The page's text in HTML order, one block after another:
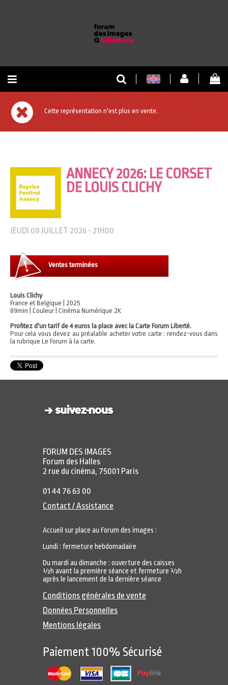
RETOUR À L'ACCUEIL
RETOUR AU SITE
Cette représentation n'est plus en vente.
ANNECY 2026: LE CORSET
DE LOUIS CLICHY
JEUDI 09 JUILLET 2026 - 21H00
Ventes terminées
Louis Clichy
France et Belgique | 2025
89min | Couleur | Cinéma Numérique 2K
Profitez d'un tarif de 4 euros la place avec la Carte Forum Liberté.
Pour cela vous devez au préalable acheter votre carte : rendez-vous dans
la rubrique Le Forum à la carte.
FORUM DES IMAGES
Forum des Halles
2 rue du cinéma, 75001 Paris
01 44 76 63 00
Contact / Assistance
Accueil sur place au Forum des images :
Lundi : fermeture hebdomadaire
Du mardi au dimanche : ouverture des caisses
½h avant la première séance et fermeture ½h
après le lancement de la dernière séance
Conditions générales de vente
Données Personnelles
Mentions légales
Paiement 100% Sécurisé